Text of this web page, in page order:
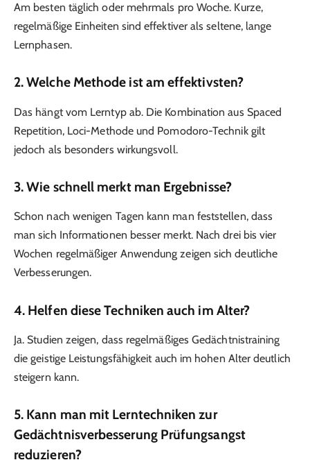
Am besten täglich oder mehrmals pro Woche. Kurze,
regelmäßige Einheiten sind effektiver als seltene, lange
Lernphasen.
2. Welche Methode ist am effektivsten?
Das hängt vom Lerntyp ab. Die Kombination aus Spaced
Repetition, Loci-Methode und Pomodoro-Technik gilt
jedoch als besonders wirkungsvoll.
3. Wie schnell merkt man Ergebnisse?
Schon nach wenigen Tagen kann man feststellen, dass
man sich Informationen besser merkt. Nach drei bis vier
Wochen regelmäßiger Anwendung zeigen sich deutliche
Verbesserungen.
4. Helfen diese Techniken auch im Alter?
Ja. Studien zeigen, dass regelmäßiges Gedächtnistraining
die geistige Leistungsfähigkeit auch im hohen Alter deutlich
steigern kann.
5. Kann man mit Lerntechniken zur
Gedächtnisverbesserung Prüfungsangst
reduzieren?